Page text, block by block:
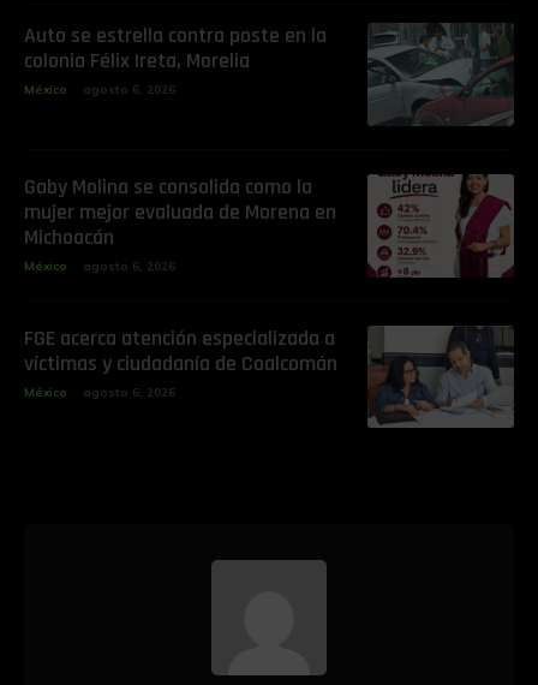
Auto se estrella contra poste en la
colonia Félix Ireta, Morelia
México agosto 6, 2026
Gaby Molina se consolida como la
mujer mejor evaluada de Morena en
Michoacán
México agosto 6, 2026
FGE acerca atención especializada a
víctimas y ciudadanía de Coalcomán
México agosto 6, 2026